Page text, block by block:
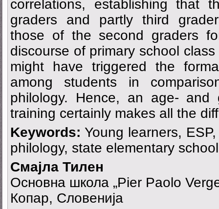
correlations, establishing that
graders and partly third
those of the second graders
discourse of primary school
might have triggered the
among students in
philology. Hence, an age- and
training certainly makes all the
Keywords: Young learners,
philology, state elementary
Смајла Тилен
Основна школа „Pier Paolo
Копар, Словенија